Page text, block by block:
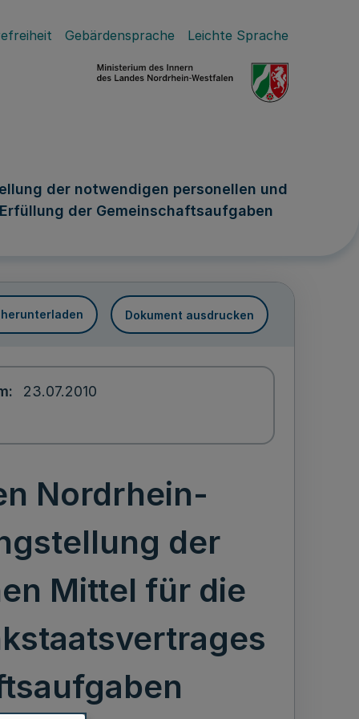
Gebärdensprache Leichte Sprache
der notwendigen personellen und
der Gemeinschaftsaufgaben
herunterladen Dokument ausdrucken
23.07.2010
Nordrhein-
der
Mittel für die